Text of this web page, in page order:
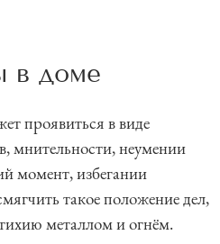
в доме
проявиться в виде
мнительности, неумении
момент, избегании
такое положение дел,
металлом и огнём.